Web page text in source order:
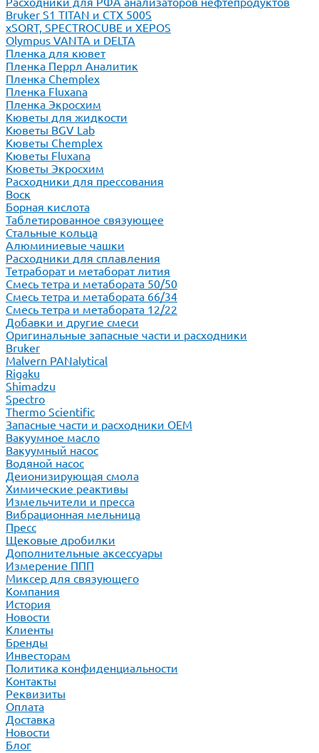
Bruker S1 TITAN и CTX 500S
xSORT, SPECTROCUBE и XEPOS
Olympus VANTA и DELTA
Пленка для кювет
Пленка Перрл Аналитик
Пленка Chemplex
Пленка Fluxana
Пленка Экросхим
Кюветы для жидкости
Кюветы BGV Lab
Кюветы Chemplex
Кюветы Fluxana
Кюветы Экросхим
Расходники для прессования
Воск
Борная кислота
Таблетированное связующее
Стальные кольца
Алюминиевые чашки
Расходники для сплавления
Тетраборат и метаборат лития
Смесь тетра и метабората 50/50
Смесь тетра и метабората 66/34
Смесь тетра и метабората 12/22
Добавки и другие смеси
Оригинальные запасные части и расходники
Bruker
Malvern PANalytical
Rigaku
Shimadzu
Spectro
Thermo Scientific
Запасные части и расходники ОЕМ
Вакуумное масло
Вакуумный насос
Водяной насос
Деионизирующая смола
Химические реактивы
Измельчители и пресса
Вибрационная мельница
Пресс
Щековые дробилки
Дополнительные аксессуары
Измерение ППП
Миксер для связующего
Компания
История
Новости
Клиенты
Бренды
Инвесторам
Политика конфиденциальности
Контакты
Реквизиты
Оплата
Доставка
Новости
Блог